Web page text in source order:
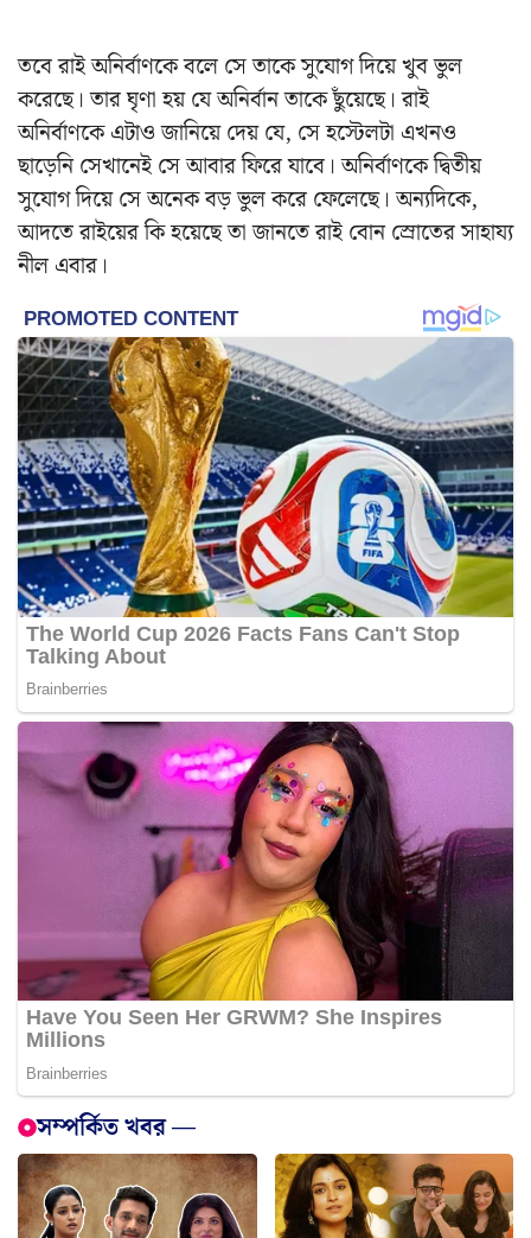
তবে রাই অনির্বাণকে বলে সে তাকে সুযোগ দিয়ে খুব ভুল
করেছে। তার ঘৃণা হয় যে অনির্বান তাকে ছুঁয়েছে। রাই
অনির্বাণকে এটাও জানিয়ে দেয় যে, সে হস্টেলটা এখনও
ছাড়েনি সেখানেই সে আবার ফিরে যাবে। অনির্বাণকে দ্বিতীয়
সুযোগ দিয়ে সে অনেক বড় ভুল করে ফেলেছে। অন্যদিকে,
আদতে রাইয়ের কি হয়েছে তা জানতে রাই বোন স্রোতের সাহায্য
নীল এবার।
সম্পর্কিত খবর —